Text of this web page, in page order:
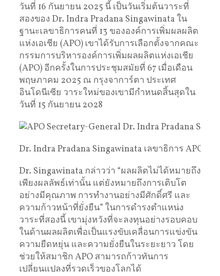
วันที่ 16 กันยายน 2025 นี้ เป็นวันเริ่มต้นวาระที่
สองของ Dr. Indra Pradana Singawinata ใน
ฐานะเลขาธิการคนที่ 13 ขององค์การเพิ่มผลผลิต
แห่งเอเชีย (APO) เขาได้รับการเลือกตั้งจากคณะ
กรรมการบริหารองค์การเพิ่มผลผลิตแห่งเอเชีย
(APO) อีกครั้งในการประชุมสมัยที่ 67 เมื่อเดือน
พฤษภาคม 2025 ณ กรุงจาการ์ตา ประเทศ
อินโดนีเซีย วาระใหม่ของเขามีกำหนดสิ้นสุดใน
วันที่ 15 กันยายน 2028
Dr. Indra Pradana Singawinata เลขาธิการ APO
Dr. Singawinata กล่าวว่า “ผลผลิตไม่ได้หมายถึง
เพียงผลลัพธ์เท่านั้น แต่ยังหมายถึงการเติบโต
อย่างมีคุณภาพ การทำงานอย่างมีศักดิ์ศรี และ
ความก้าวหน้าที่ยั่งยืน” ในการดำรงตำแหน่ง
วาระที่สองนี้ เขามุ่งหวังที่จะลงทุนอย่างรอบคอบ
ในด้านผลผลิตเพื่อเป็นแรงขับเคลื่อนการแข่งขัน
ความยืดหยุ่น และความยั่งยืนในระยะยาว โดย
ช่วยให้สมาชิก APO สามารถก้าวทันการ
เปลี่ยนแปลงที่รวดเร็วของโลกได้